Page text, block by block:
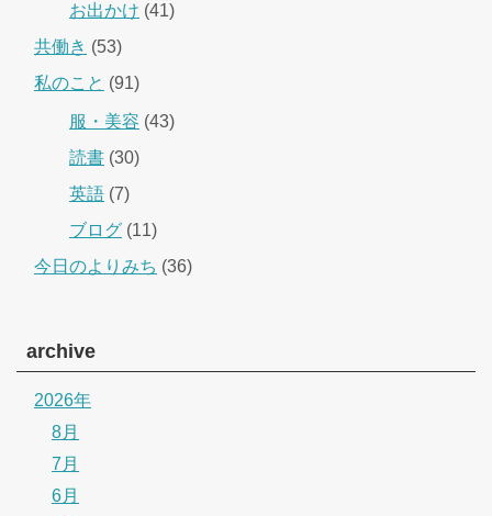
お出かけ (41)
共働き (53)
私のこと (91)
服・美容 (43)
読書 (30)
英語 (7)
ブログ (11)
今日のよりみち (36)
archive
2026年
8月
7月
6月